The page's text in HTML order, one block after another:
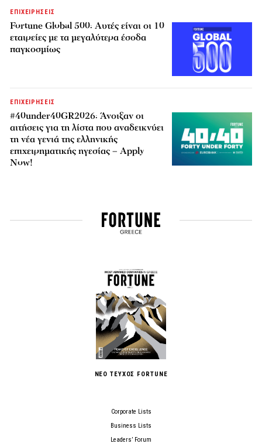
ΕΠΙΧΕΙΡΗΣΕΙΣ
Fortune Global 500: Αυτές είναι οι 10
εταιρείες με τα μεγαλύτερα έσοδα
παγκοσμίως
ΕΠΙΧΕΙΡΗΣΕΙΣ
#40under40GR2026: Άνοιξαν οι
αιτήσεις για τη λίστα που αναδεικνύει
τη νέα γενιά της ελληνικής
επιχειρηματικής ηγεσίας – Apply
Now!
ΝΕΟ ΤΕΥΧΟΣ FORTUNE
Corporate Lists
Business Lists
Leaders’ Forum